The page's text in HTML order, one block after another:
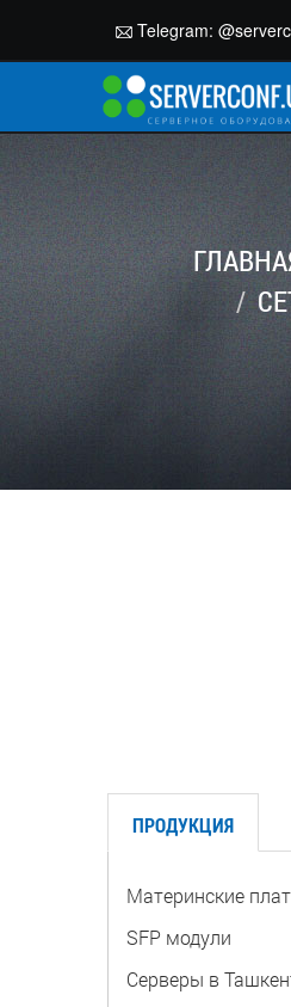
Telegram:
ПРОДУКЦИЯ
Материнские
SFP модули
Серверы в